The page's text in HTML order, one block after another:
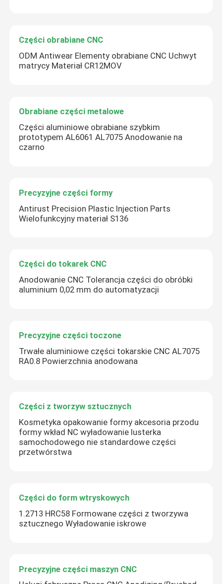
Części obrabiane CNC
ODM Antiwear Elementy obrabiane CNC Uchwyt
matrycy Materiał CR12MOV
Obrabiane części metalowe
Części aluminiowe obrabiane szybkim
prototypem AL6061 AL7075 Anodowanie na
czarno
Precyzyjne części formy
Antirust Precision Plastic Injection Parts
Wielofunkcyjny materiał S136
Części do tokarek CNC
Anodowanie CNC Tolerancja części do obróbki
aluminium 0,02 mm do automatyzacji
Precyzyjne części toczone
Trwałe aluminiowe części tokarskie CNC AL7075
RA0.8 Powierzchnia anodowana
Części z tworzyw sztucznych
Kosmetyka opakowanie formy akcesoria przodu
formy wkład NC wyładowanie lusterka
samochodowego nie standardowe części
przetwórstwa
Części do form wtryskowych
1.2713 HRC58 Formowane części z tworzywa
sztucznego Wyładowanie iskrowe
Precyzyjne części maszyn CNC